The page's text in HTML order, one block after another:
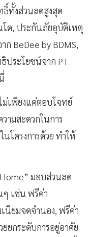
ธิ์ทั้งส่วนลดสูงสุด
ด, ประกันภัยอุบัติเหตุ
BeDee by BDMS,
ประโยชน์จาก PT
เพียงแค่ตอบโจทย์
ามสะดวกในการ
โครงการด้วย ทำให้
มอบส่วนลด
เช่น ฟรีค่า
นียมจดจำนอง, ฟรีค่า
ยกระดับการอยู่อาศัย